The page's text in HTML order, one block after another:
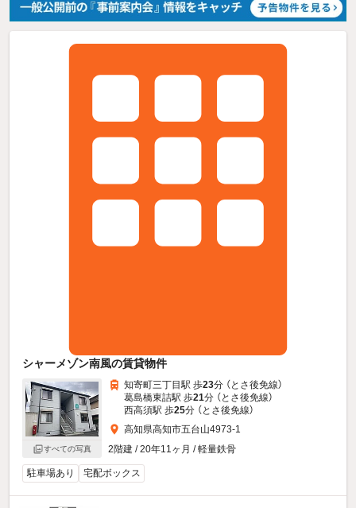
シャーメゾン南風の賃貸物件
すべての写真
知寄町三丁目駅 歩23分 （とさ後免線）
葛島橋東詰駅 歩21分 （とさ後免線）
西高須駅 歩25分 （とさ後免線）
高知県高知市五台山4973-1
2階建 / 20年11ヶ月 / 軽量鉄骨
駐車場あり 宅配ボックス